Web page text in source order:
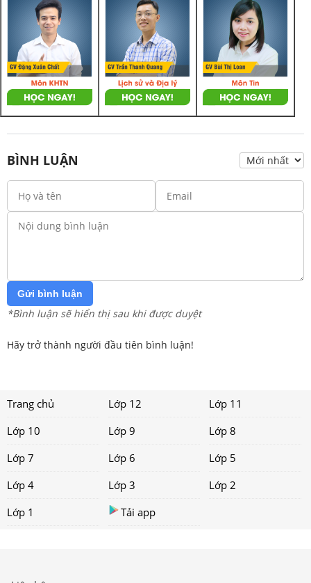
BÌNH LUẬN
Gửi bình luận
*Bình luận sẽ hiển thị sau khi được duyệt
Hãy trở thành người đầu tiên bình luận!
Trang chủ Lớp 12
Lớp 11
Lớp 10
Lớp 9
Lớp 8
Lớp 7
Lớp 6
Lớp 5
Lớp 4
Lớp 3
Lớp 2
Lớp 1
Tải app